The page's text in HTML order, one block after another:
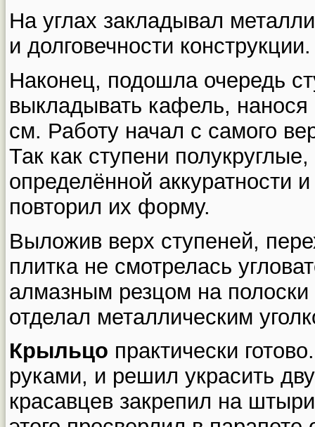
На углах закладывал
и долговечности конструкции.
Наконец, подошла очередь
выкладывать кафель,
см. Работу начал с самого
Так как ступени
определённой аккуратности
повторил их форму.
Выложив верх ступеней,
плитка не смотрелась
алмазным резцом на
отделал металлическим
Крыльцо практически
руками, и решил украсить
красавцев закрепил на